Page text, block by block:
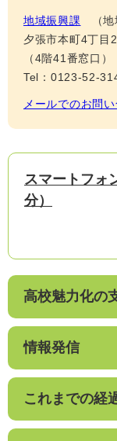
地域振興課
地
夕張市本町4丁目
（4階41番窓口）
Tel：0123-52-
メールでのお問
スマートフォ
分）
高校魅力化の
情報発信
これまでの経